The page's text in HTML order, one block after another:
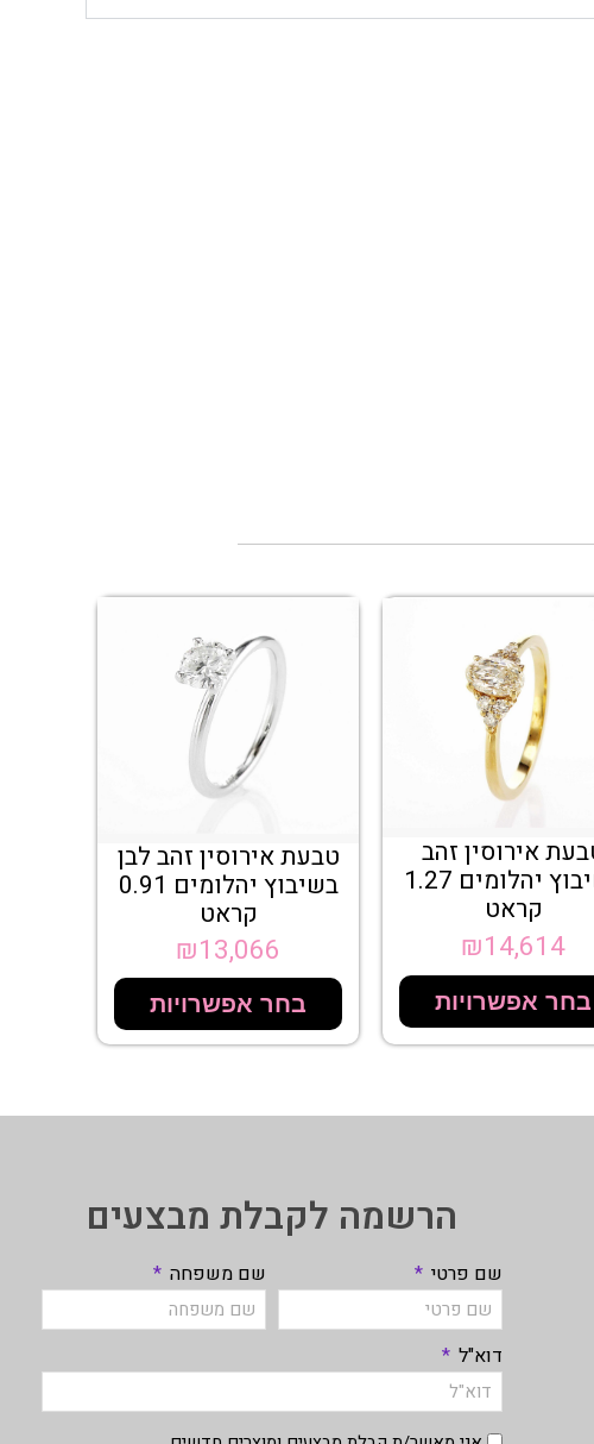
אירוסין זהב
בשיבוץ יהלומים 1.27
קראט
₪14,614
בחר אפשרויות
טבעת אירוסין זהב לבן
בשיבוץ יהלומים 0.91
קראט
₪13,066
בחר אפשרויות
הרשמה לקבלת מבצעים
שם פרטי שם משפחה
דוא"ל